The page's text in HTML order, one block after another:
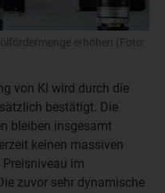
erhöhen (Foto:
von KI wird durch die
bestätigt. Die
bleiben insgesamt
keinen massiven
im
zuvor sehr dynamische